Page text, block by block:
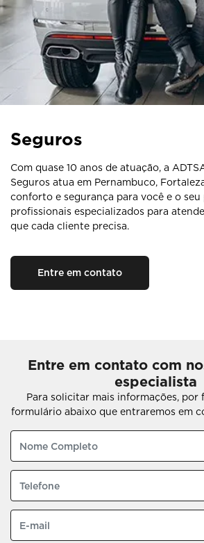
Seguros
Com quase 10 anos de atuação, a
Seguros atua em Pernambuco,
conforto e segurança para você e o
profissionais especializados para
que cada cliente precisa.
Entre em contato
Entre em contato com
especialista
Para solicitar mais informações, por
formulário abaixo que entraremos em